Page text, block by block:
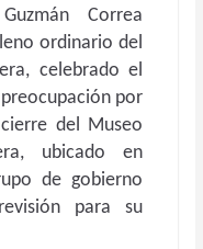
Correa
ordinario del
celebrado el
por
del Museo
ubicado en
de gobierno
para su